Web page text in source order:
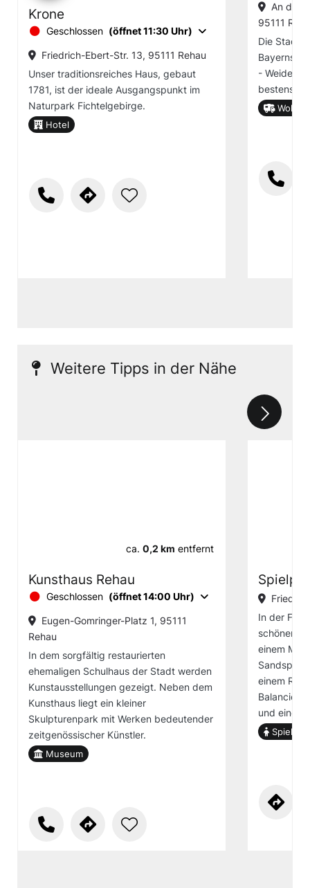
Krone
Geschlossen (öffnet 11:30 Uhr)
Friedrich-Ebert-Str. 13, 95111 Rehau
Unser traditionsreiches Haus, gebaut
1781, ist der ideale Ausgangspunkt im
Naturpark Fichtelgebirge.
Hotel
An der
95111
Die Stadt
Bayerns,
- Weiden -
bestens
Weitere Tipps in der Nähe
ca. 0,2 km entfernt
Kunsthaus Rehau
Geschlossen (öffnet 14:00 Uhr)
Eugen-Gomringer-Platz 1, 95111
Rehau
In dem sorgfältig restaurierten
ehemaligen Schulhaus der Stadt werden
Kunstausstellungen gezeigt. Neben dem
Kunsthaus liegt ein kleiner
Skulpturenpark mit Werken bedeutender
zeitgenössischer Künstler.
Museum
In der
schönen
einem
einem
und eine